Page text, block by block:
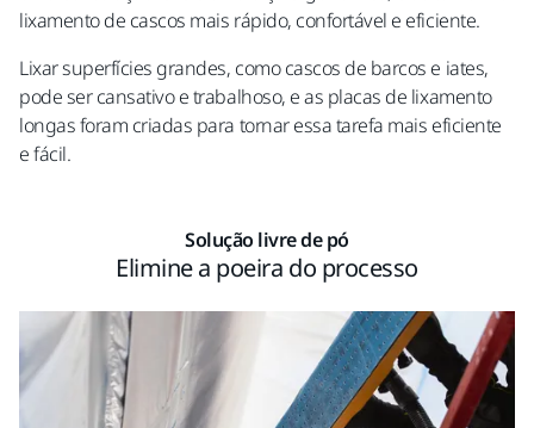
lixamento de cascos mais rápido, confortável e eficiente.
Lixar superfícies grandes, como cascos de barcos e iates,
pode ser cansativo e trabalhoso, e as placas de lixamento
longas foram criadas para tornar essa tarefa mais eficiente
e fácil.
Solução livre de pó
Elimine a poeira do processo